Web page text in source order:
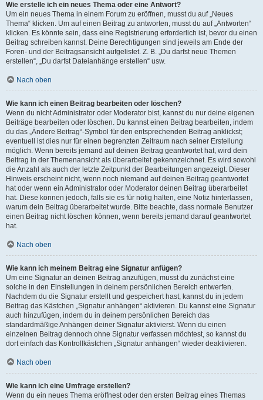
Wie erstelle ich ein neues Thema oder eine Antwort?
Um ein neues Thema in einem Forum zu eröffnen, musst du auf „Neues
Thema“ klicken. Um auf einen Beitrag zu antworten, musst du auf „Antworten“
klicken. Es könnte sein, dass eine Registrierung erforderlich ist, bevor du einen
Beitrag schreiben kannst. Deine Berechtigungen sind jeweils am Ende der
Foren- und der Beitragsansicht aufgelistet. Z. B. „Du darfst neue Themen
erstellen“, „Du darfst Dateianhänge erstellen“ usw.
Nach oben
Wie kann ich einen Beitrag bearbeiten oder löschen?
Wenn du nicht Administrator oder Moderator bist, kannst du nur deine eigenen
Beiträge bearbeiten oder löschen. Du kannst einen Beitrag bearbeiten, indem
du das „Ändere Beitrag“-Symbol für den entsprechenden Beitrag anklickst;
eventuell ist dies nur für einen begrenzten Zeitraum nach seiner Erstellung
möglich. Wenn bereits jemand auf deinen Beitrag geantwortet hat, wird dein
Beitrag in der Themenansicht als überarbeitet gekennzeichnet. Es wird sowohl
die Anzahl als auch der letzte Zeitpunkt der Bearbeitungen angezeigt. Dieser
Hinweis erscheint nicht, wenn noch niemand auf deinen Beitrag geantwortet
hat oder wenn ein Administrator oder Moderator deinen Beitrag überarbeitet
hat. Diese können jedoch, falls sie es für nötig halten, eine Notiz hinterlassen,
warum dein Beitrag überarbeitet wurde. Bitte beachte, dass normale Benutzer
einen Beitrag nicht löschen können, wenn bereits jemand darauf geantwortet
hat.
Nach oben
Wie kann ich meinem Beitrag eine Signatur anfügen?
Um eine Signatur an deinen Beitrag anzufügen, musst du zunächst eine
solche in den Einstellungen in deinem persönlichen Bereich entwerfen.
Nachdem du die Signatur erstellt und gespeichert hast, kannst du in jedem
Beitrag das Kästchen „Signatur anhängen“ aktivieren. Du kannst eine Signatur
auch hinzufügen, indem du in deinem persönlichen Bereich das
standardmäßige Anhängen deiner Signatur aktivierst. Wenn du einen
einzelnen Beitrag dennoch ohne Signatur verfassen möchtest, so kannst du
dort einfach das Kontrollkästchen „Signatur anhängen“ wieder deaktivieren.
Nach oben
Wie kann ich eine Umfrage erstellen?
Wenn du ein neues Thema eröffnest oder den ersten Beitrag eines Themas